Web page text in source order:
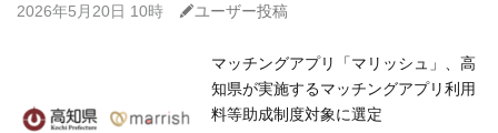
2026年5月20日 10時 Cユーザー投稿
マッチングアプリ「マリッシュ」、高
知県が実施するマッチングアプリ利用
料等助成制度対象に選定